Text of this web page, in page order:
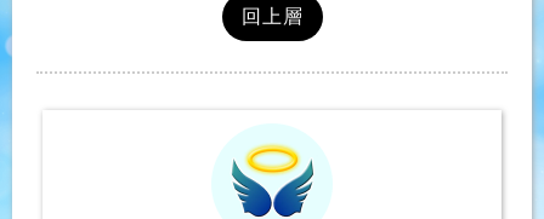
回上層